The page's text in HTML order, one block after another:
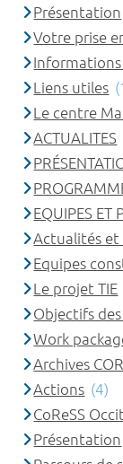
Présentation
Votre prise
Liens utiles
Le centre
ACTUALITES
EQUIPES ET
Actualités
Equipes
Le projet TIE
Objectifs des
Work
Archives
Actions (4)
CoReSS
Présentation